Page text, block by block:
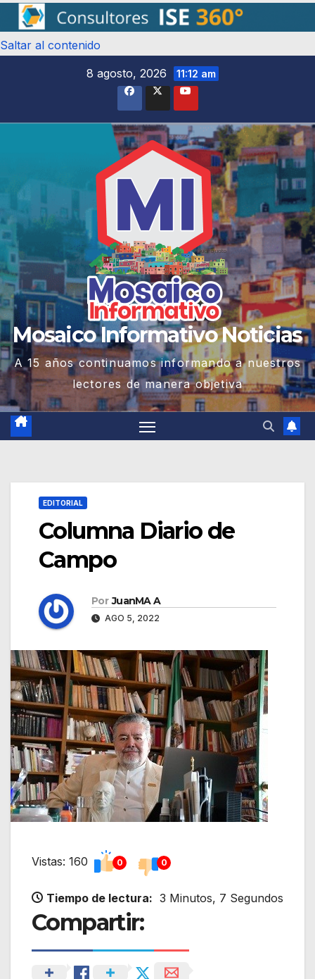
Saltar al contenido
8 agosto, 2026
11:12 am
Mosaico Informativo Noticias
A 15 años continuamos informando a nuestros
lectores de manera objetiva
EDITORIAL
Columna Diario de
Campo
Por JuanMA A
AGO 5, 2022
Vistas: 160 0 0
Tiempo de lectura: 3 Minutos, 7 Segundos
Compartir: